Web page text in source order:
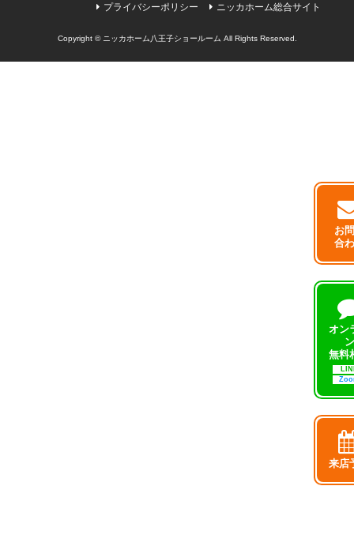
お
合
オン
ン
無料
来店
プライバシーポリシー
ニッカホーム総合サイト
Copyright © ニッカホーム八王子ショールーム All Rights Reserved.